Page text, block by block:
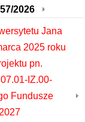
57/2026
Jana
2025 roku
pn.
IZ.00-
Fundusze